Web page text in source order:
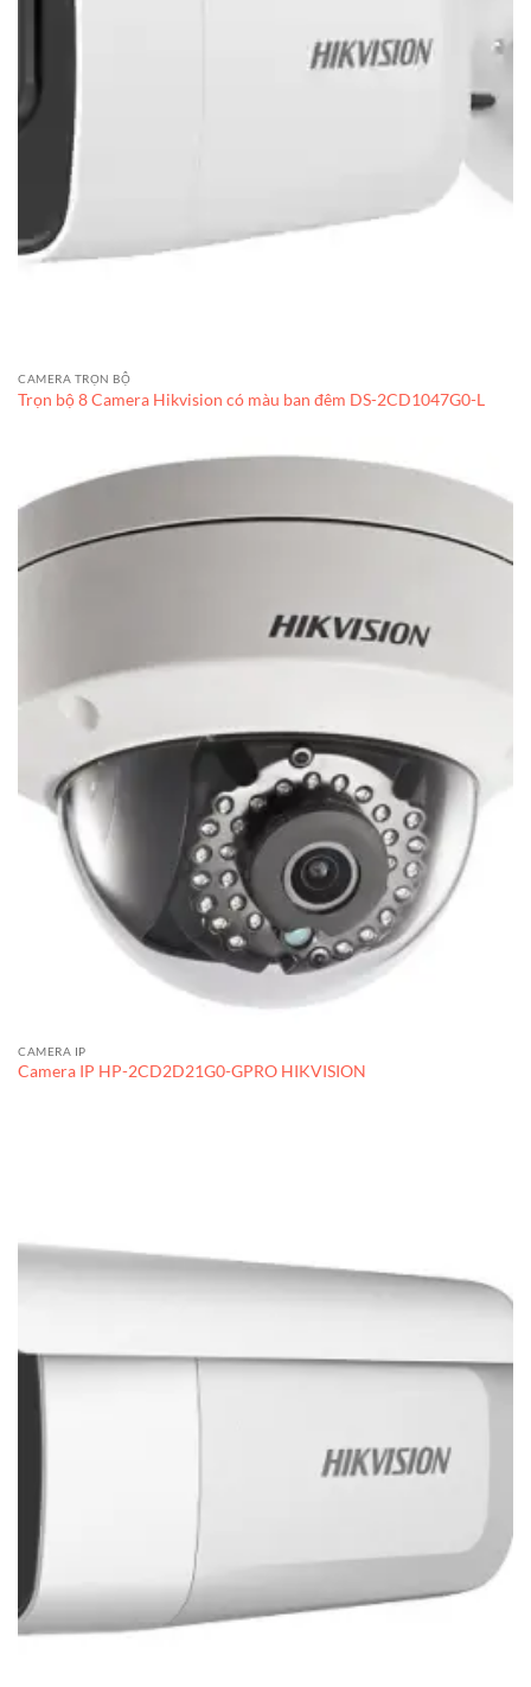
CAMERA TRỌN BỘ
Trọn bộ 8 Camera Hikvision có màu ban đêm DS-2CD1047G0-L
CAMERA IP
Camera IP HP-2CD2D21G0-GPRO HIKVISION